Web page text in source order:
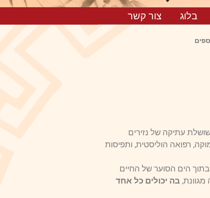
בלוג צור קשר
1998. הוא ממשיך דרכה של שושלת עתיקה של נזירים
רפואה הוליסטית, ותפיסות
הים הסוער של החיים
בה יכולים כל אחד